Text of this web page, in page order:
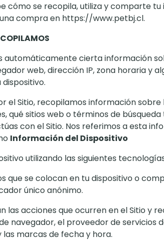
cómo se recopila, utiliza y comparte
compra en https://www.petbj.cl.
automáticamente cierta información
web, dirección IP, zona horaria y
el Sitio, recopilamos información sobre
qué sitios web o términos de
con el Sitio. Nos referimos a esta
Información del Dispositivo
utilizando las siguientes
que se colocan en tu dispositivo o
único anónimo.
las acciones que ocurren en el Sitio y
navegador, el proveedor de servicios
marcas de fecha y hora.